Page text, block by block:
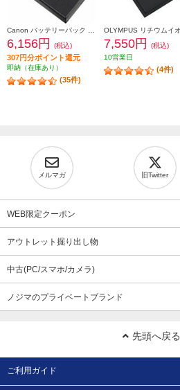
6,156円 (税込)
307円分ポイント還元
即納（在庫あり）
(35件)
7,550円
(税込)
10営業日
(4件)
メルマガ 旧Twitter
WEB限定クーポン
アウトレット掘り出し物
中古(PC/スマホ/カメラ)
ノジマのプライベートブランド
先頭へ戻る
ご利用ガイド